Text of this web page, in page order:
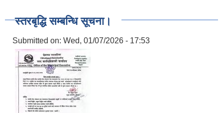
स्तरबृद्धि सम्बन्धि सूचना।
Submitted on: Wed, 01/07/2026 - 17:53